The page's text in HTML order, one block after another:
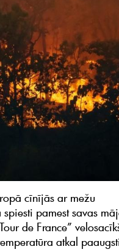
cīnījās ar mežu
pamest savas
de France”
atkal